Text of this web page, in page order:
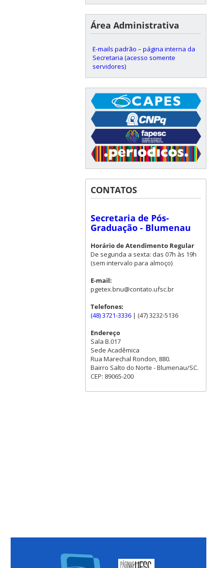
Área Administrativa
E-mails padrão – página interna da
Secretaria (acesso somente
servidores)
CONTATOS
Secretaria de Pós-
Graduação - Blumenau
Horário de Atendimento Regular
De segunda a sexta: das 07h às 19h
(sem intervalo para almoço)
E-mail:
pgetex.bnu@contato.ufsc.br
Telefones:
(48) 3721-3336| (47) 3232-5136
Endereço
Sala B.017
Sede Acadêmica
Rua Marechal Rondon, 880.
Bairro Salto do Norte - Blumenau/SC.
CEP: 89065-200